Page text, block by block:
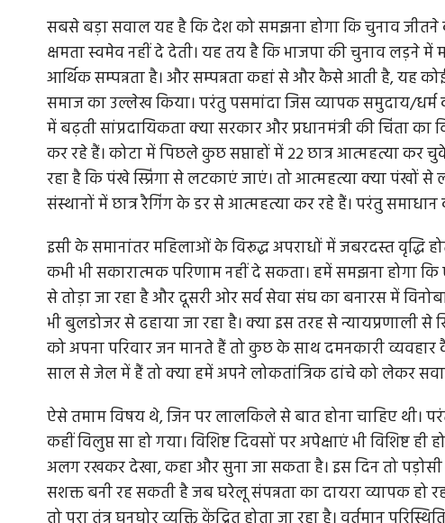
सबसे बड़ा सवाल यह है कि देश को समझना होगा कि चुनाव जीतने
क्षमता स्वमेव नहीं दे देती। यह तय है कि भाजपा की चुनाव लड़ने
आर्थिक सम्पन्नता है। और सम्पन्नता कहां से और कैसे आती है, यह
समाज का उल्लेख किया। परंतु पसमांदा जिस व्यापक समुदाय/धर्म
में बढ़ती सांप्रदायिकता क्या सरकार और प्रधानमंत्री की चिंता का
कर रहे हैं। कोटा में पिछले कुछ सप्ताहों में 22 छात्र आत्महत्या कर
रहा है कि पंखे स्प्रिंगा से लटकाएं जाएं। तो आत्महत्या क्या
संस्थानों में छात्र रैगिंग के डर से आत्महत्या कर रहे हैं। परंतु समाधान
इसी के समानांतर महिलाओं के विरूद्ध अपराधों में जबरदस्त वृद्धि
कभी भी सकारात्मक परिणाम नहीं दे सकता। हमें समझना होगा
से तोड़ा जा रहा है और दूसरी ओर सर्व सेवा संघ का बनारस में
भी बुलडोजर से ढहाया जा रहा है। क्या इस तरह से न्यायप्रणाली से
को अपना परिवार जन मानते हैं तो कुछ के साथ दमनकारी
साल से जेल में हैं तो क्या हमें अपने लोकतांत्रिक ढांचे को लेकर
ऐसे तमाम विषय थे, जिन पर लालकिले से बात होना चाहिए थी।
कहीं विलुप्त सा हो गया। विशिष्ट दिवसों पर अपेक्षाएं भी विशिष्ट
अलग रखकर देखा, कहा और सुना जा सकता है। इस दिन तो पड़ोसी
सशक्त बनी रह सकती है जब घरेलू संपन्नता का दायरा व्यापक हो